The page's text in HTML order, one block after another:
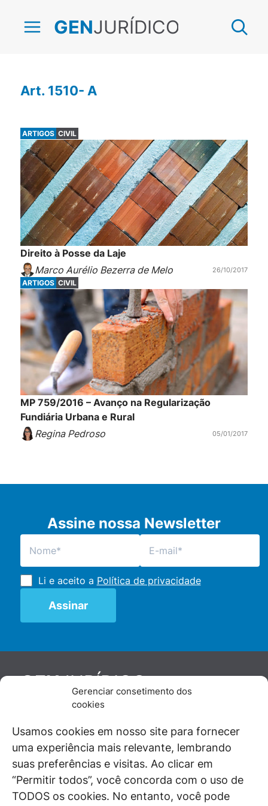
Gerenciar consetimento dos
cookies
Usamos cookies em nosso site para fornecer
uma experiência mais relevante, lembrando
suas preferências e visitas. Ao clicar em
“Permitir todos”, você concorda com o uso de
TODOS os cookies. No entanto, você pode
GENJURÍDICO
Art. 1510- A
ARTIGOS CIVIL
Direito à Posse da Laje
Marco Aurélio Bezerra de Melo
26/10/2017
ARTIGOS CIVIL
MP 759/2016 – Avanço na Regularização
Fundiária Urbana e Rural
Regina Pedroso
05/01/2017
Assine nossa Newsletter
Li e aceito a Política de privacidade
GENJURÍDICO
De maneira independente, os autores e
juristas e doutrinadores nacionais, se posicionam
diante de questões relevantes do cotidiano e
universo jurídico.